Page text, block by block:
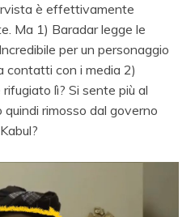
è effettivamente
Ma 1) Baradar legge le
per un personaggio
contatti con i media 2)
lì? Si sente più al
rimosso dal governo